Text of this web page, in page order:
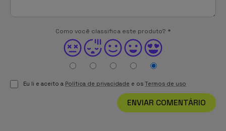
Como você classifica este produto? *
Eu li e aceito a Política de privacidade e os Termos de uso
ENVIAR COMENTÁRIO